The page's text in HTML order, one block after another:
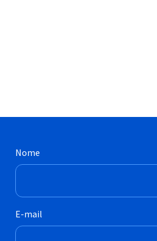
Nome
E-mail